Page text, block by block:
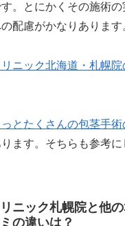
。とにかくその施術の
配慮がかなりあります
ニック北海道・札幌
とたくさんの包茎手術
ます。そちらも参考
ニック札幌院と他
の違いは？